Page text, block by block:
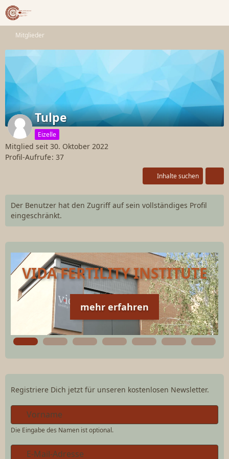
Mitglieder
Tulpe
Eizelle
Mitglied seit 30. Oktober 2022
Profil-Aufrufe 37
Inhalte suchen
Der Benutzer hat den Zugriff auf sein vollständiges Profil
eingeschränkt.
VIDA FERTILITY INSTITUTE
mehr erfahren
Registriere Dich jetzt für unseren kostenlosen Newsletter.
Die Eingabe des Namen ist optional.